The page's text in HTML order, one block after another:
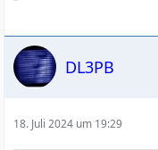
DL3PB
18. Juli 2024 um 19:29